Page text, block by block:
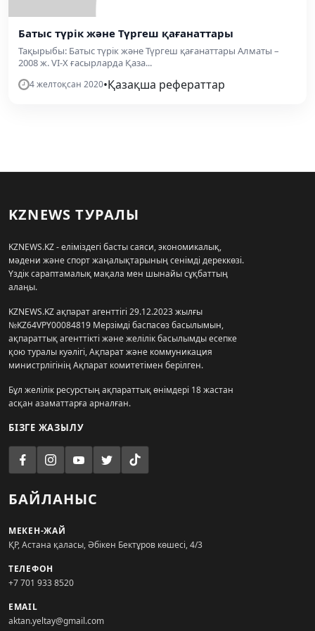
Батыс түрік және Түргеш қағанаттары
Тақырыбы: Батыс түрік және Түргеш қағанаттары Алматы –
2008 ж. VI-X ғасырларда Қаза...
4 желтоқсан 2020•Қазақша рефераттар
KZNEWS ТУРАЛЫ
KZNEWS.KZ - еліміздегі басты саяси, экономикалық,
мәдени және спорт жаңалықтарының сенімді дереккөзі.
Үздік сараптамалық мақала мен шынайы сұқбаттың
алаңы.
KZNEWS.KZ ақпарат агенттігі 29.12.2023 жылғы
№KZ64VPY00084819 Мерзімді баспасөз басылымын,
ақпараттық агенттікті және желілік басылымды есепке
қою туралы куәлігі, Ақпарат және коммуникация
министрлігінің Ақпарат комитетімен берілген.
Бұл желілік ресурстың ақпараттық өнімдері 18 жастан
асқан азаматтарға арналған.
БІЗГЕ ЖАЗЫЛУ
БАЙЛАНЫС
МЕКЕН-ЖАЙ
ҚР, Астана қаласы, Әбікен Бектұров көшесі, 4/3
ТЕЛЕФОН
+7 701 933 8520
EMAIL
aktan.yeltay@gmail.com